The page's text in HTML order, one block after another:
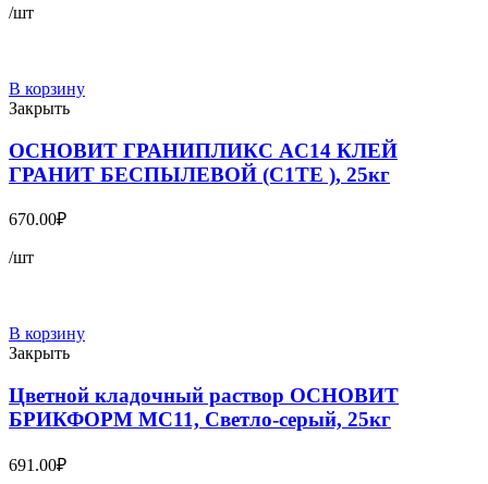
/шт
В корзину
Закрыть
ОСНОВИТ ГРАНИПЛИКС AC14 КЛЕЙ
ГРАНИТ БЕСПЫЛЕВОЙ (С1TE ), 25кг
670.00₽
/шт
В корзину
Закрыть
Цветной кладочный раствор ОСНОВИТ
БРИКФОРМ MC11, Светло-серый, 25кг
691.00₽